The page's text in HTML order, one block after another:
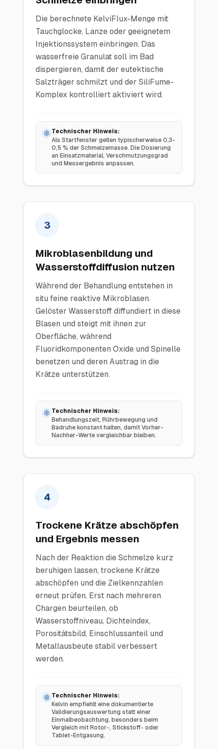
Die berechnete KelviFlux-Menge mit
Tauchglocke, Lanze oder geeignetem
Injektionssystem einbringen. Das
wasserfreie Granulat soll im Bad
dispergieren, damit der eutektische
Salzträger schmilzt und der SiliFume-
Komplex kontrolliert aktiviert wird.
Technischer Hinweis:
Als Startfenster gelten typischerweise 0,3-
0,5 % der Schmelzemasse. Die Dosierung
an Einsatzmaterial, Verschmutzungsgrad
und Messergebnis anpassen.
3
Mikroblasenbildung und
Wasserstoffdiffusion nutzen
Während der Behandlung entstehen in
situ feine reaktive Mikroblasen.
Gelöster Wasserstoff diffundiert in diese
Blasen und steigt mit ihnen zur
Oberfläche, während
Fluoridkomponenten Oxide und Spinelle
benetzen und deren Austrag in die
Krätze unterstützen.
Technischer Hinweis:
Behandlungszeit, Rührbewegung und
Badruhe konstant halten, damit Vorher-
Nachher-Werte vergleichbar bleiben.
4
Trockene Krätze abschöpfen
und Ergebnis messen
Nach der Reaktion die Schmelze kurz
beruhigen lassen, trockene Krätze
abschöpfen und die Zielkennzahlen
erneut prüfen. Erst nach mehreren
Chargen beurteilen, ob
Wasserstoffniveau, Dichteindex,
Porositätsbild, Einschlussanteil und
Metallausbeute stabil verbessert
werden.
Technischer Hinweis:
Kelvin empfiehlt eine dokumentierte
Validierungsauswertung statt einer
Einmalbeobachtung, besonders beim
Vergleich mit Rotor-, Stickstoff- oder
Tablet-Entgasung.